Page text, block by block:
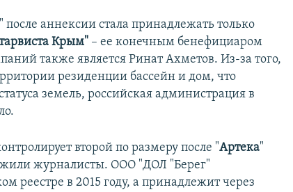
аннексии стала принадлежать только
Крым" – ее конечным бенефициаром
также является Ринат Ахметов. Из-за того,
резиденции бассейн и дом, что
земель, российская администрация в
второй по размеру после "Артека"
журналисты. ООО "ДОЛ "Берег"
реестре в 2015 году, а принадлежит через